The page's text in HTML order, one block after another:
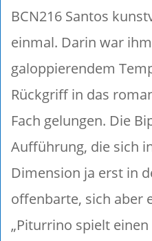
BCN216 Santos
einmal. Darin war
galoppierendem
Rückgriff in das
Fach gelungen. Die
Aufführung, die sich
Dimension ja erst in
offenbarte, sich aber
„Piturrino spielt einen